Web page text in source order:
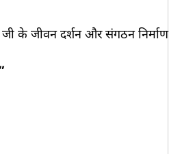
जी के जीवन दर्शन और संगठन निर्माण